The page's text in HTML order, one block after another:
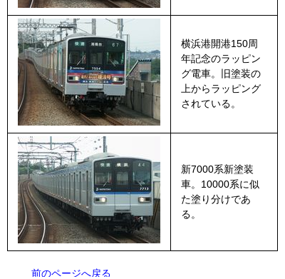
横浜港開港150周
年記念のラッピン
グ電車。旧塗装の
上からラッピング
されている。
新7000系新塗装
車。10000系に似
た塗り分けであ
る。
前のページへ戻る